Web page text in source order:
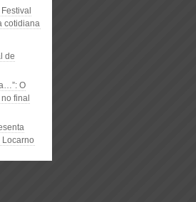
cotidiana
de
O
final
Locarno